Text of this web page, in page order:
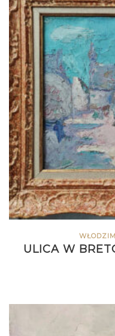
ULICA W